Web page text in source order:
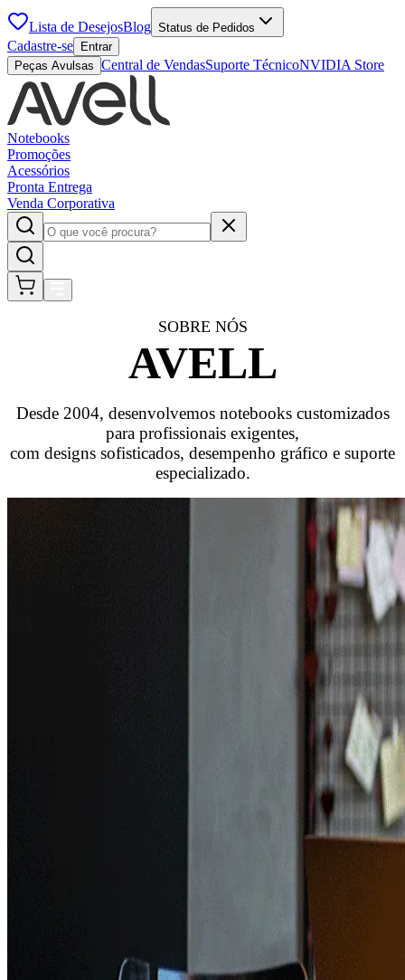
Lista de DesejosBlog Status de Pedidos
Cadastre-se
Entrar
Peças Avulsas Central de VendasSuporte TécnicoNVIDIA Store
Notebooks
Promoções
Acessórios
Pronta Entrega
Venda Corporativa
SOBRE NÓS
AVELL
Desde 2004, desenvolvemos notebooks customizados
para profissionais exigentes,
com designs sofisticados, desempenho gráfico e suporte
especializado.